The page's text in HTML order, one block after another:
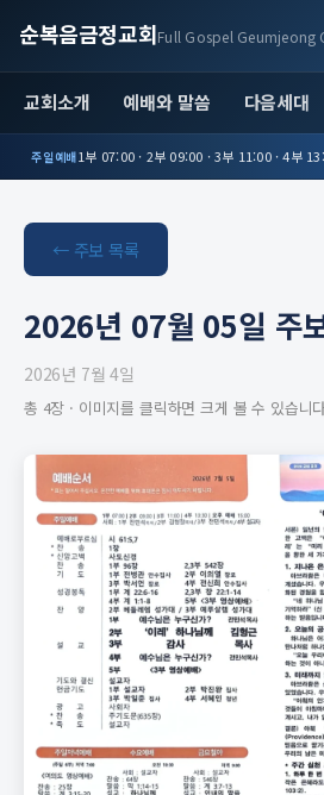
순복음금정교회Full Gospel Geumjeong
교회소개 예배와 말씀 다음세대
주일예배1부 07:00 · 2부 09:00 · 3부 11:00 · 4부
← 주보 목록
2026년 07월 05일 주
2026년 7월 4일
총 4장 · 이미지를 클릭하면 크게 볼 수 있습니